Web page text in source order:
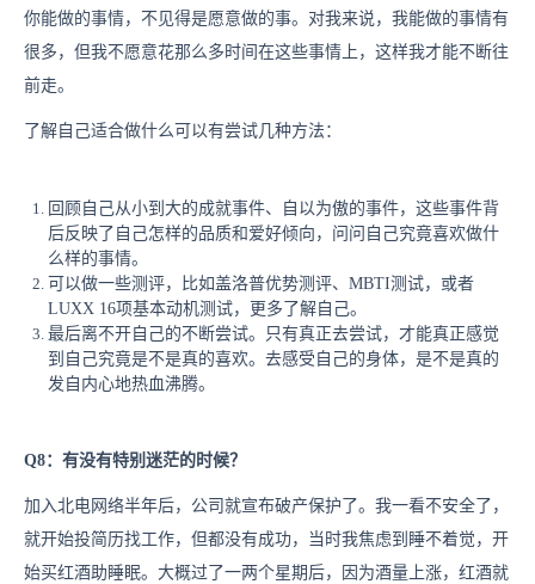
你能做的事情，不见得是愿意做的事。对我来说，我能做的事情有
很多，但我不愿意花那么多时间在这些事情上，这样我才能不断往
前走。
了解自己适合做什么可以有尝试几种方法：
回顾自己从小到大的成就事件、自以为傲的事件，这些事件背
后反映了自己怎样的品质和爱好倾向，问问自己究竟喜欢做什
么样的事情。
可以做一些测评，比如盖洛普优势测评、MBTI测试，或者
LUXX 16项基本动机测试，更多了解自己。
最后离不开自己的不断尝试。只有真正去尝试，才能真正感觉
到自己究竟是不是真的喜欢。去感受自己的身体，是不是真的
发自内心地热血沸腾。
Q8：有没有特别迷茫的时候？
加入北电网络半年后，公司就宣布破产保护了。我一看不安全了，
就开始投简历找工作，但都没有成功，当时我焦虑到睡不着觉，开
始买红酒助睡眠。大概过了一两个星期后，因为酒量上涨，红酒就